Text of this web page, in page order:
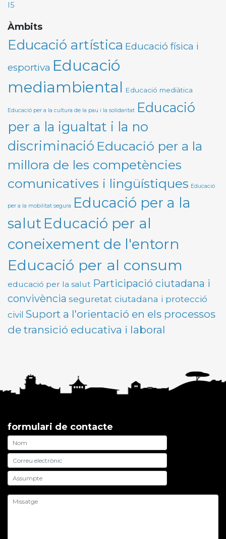
I5
Àmbits
Educació artística Educació física i
esportiva Educació
mediambiental Educació mediàtica
Educació per a la cultura de la pau i la solidaritat Educació
per a la igualtat i la no
discriminació Educació per a la
millora de les competències
comunicatives i lingüístiques Educació
per a la mobilitat segura
Educació per a la
salut Educació per al
coneixement de l'entorn
Educació per al consum
educació per la salut Participació ciutadana i
convivència seguretat ciutadana i protecció
civil Suport a l'orientació en els processos
de transició educativa i laboral
formulari de contacte